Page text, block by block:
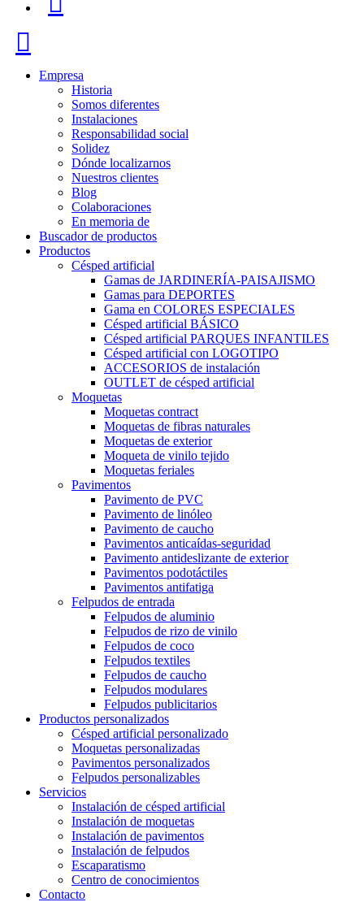
116
96
57
Empresa
Historia
Somos diferentes
Instalaciones
Responsabilidad social
Solidez
Dónde localizarnos
Nuestros clientes
Blog
Colaboraciones
En memoria de
Buscador de productos
Productos
Césped artificial
Gamas de JARDINERÍA-PAISAJISMO
Gamas para DEPORTES
Gama en COLORES ESPECIALES
Césped artificial BÁSICO
Césped artificial PARQUES INFANTILES
Césped artificial con LOGOTIPO
ACCESORIOS de instalación
OUTLET de césped artificial
Moquetas
Moquetas contract
Moquetas de fibras naturales
Moquetas de exterior
Moqueta de vinilo tejido
Moquetas feriales
Pavimentos
Pavimento de PVC
Pavimento de linóleo
Pavimento de caucho
Pavimentos anticaídas-seguridad
Pavimento antideslizante de exterior
Pavimentos podotáctiles
Pavimentos antifatiga
Felpudos de entrada
Felpudos de aluminio
Felpudos de rizo de vinilo
Felpudos de coco
Felpudos textiles
Felpudos de caucho
Felpudos modulares
Felpudos publicitarios
Productos personalizados
Césped artificial personalizado
Moquetas personalizadas
Pavimentos personalizados
Felpudos personalizables
Servicios
Instalación de césped artificial
Instalación de moquetas
Instalación de pavimentos
Instalación de felpudos
Escaparatismo
Centro de conocimientos
Contacto